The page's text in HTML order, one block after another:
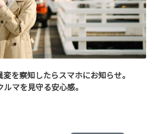
を察知したらスマホにお知らせ。
マを見守る安心感。